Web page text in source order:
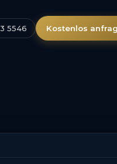
5546 Kostenlos